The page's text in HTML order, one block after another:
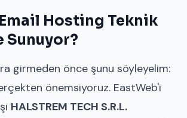
Hosting Teknik
Sunuyor?
girmeden önce şunu söyleyelim:
önemsiyoruz. EastWeb'i
HALSTREM TECH S.R.L.